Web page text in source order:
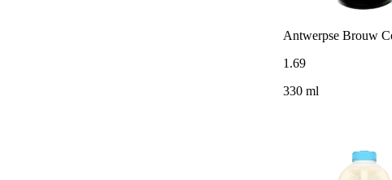
Antwerpse Brouw
1 .69
330 ml